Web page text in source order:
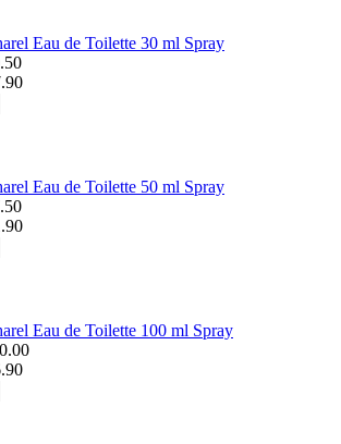
Eau de Toilette 30 ml Spray
Eau de Toilette 50 ml Spray
Eau de Toilette 100 ml Spray